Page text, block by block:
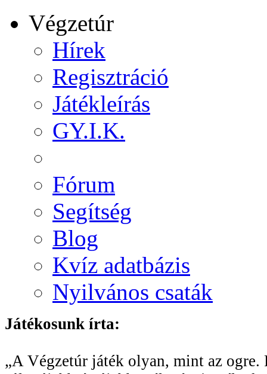
Végzetúr
Hírek
Regisztráció
Játékleírás
GY.I.K.
Fórum
Segítség
Blog
Kvíz adatbázis
Nyilvános csaták
Játékosunk írta:
„A Végzetúr játék olyan, mint az